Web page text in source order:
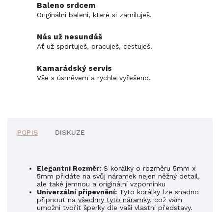
Baleno srdcem
Originální balení, které si zamiluješ.
Nás už nesundáš
Ať už sportuješ, pracuješ, cestuješ.
Kamarádský servis
Vše s úsměvem a rychle vyřešeno.
POPIS DISKUZE
Elegantní Rozměr: S korálky o rozměru 5mm x
5mm přidáte na svůj náramek nejen něžný detail,
ale také jemnou a originální vzpomínku
Univerzální připevnění: Tyto korálky lze snadno
připnout na všechny tyto náramky, což vám
umožní tvořit šperky dle vaší vlastní představy.